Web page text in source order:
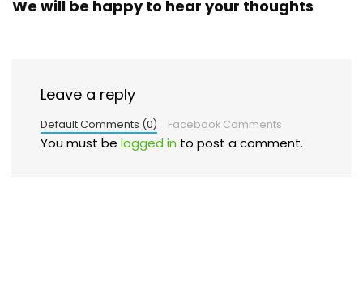
We will be happy to hear your thoughts
Leave a reply
Default Comments (0) Facebook Comments
You must be logged in to post a comment.